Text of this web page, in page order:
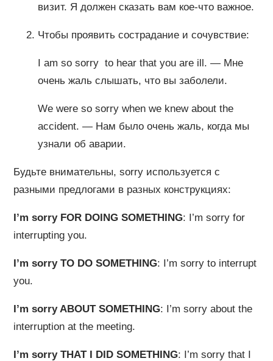
визит. Я должен сказать вам кое-что важное.
Чтобы проявить сострадание и сочувствие:
I am so sorry to hear that you are ill. — Мне
очень жаль слышать, что вы заболели.
We were so sorry when we knew about the
accident. — Нам было очень жаль, когда мы
узнали об аварии.
Будьте внимательны, sorry используется с
разными предлогами в разных конструкциях:
I’m sorry FOR DOING SOMETHING: I’m sorry for
interrupting you.
I’m sorry TO DO SOMETHING: I’m sorry to interrupt
you.
I’m sorry ABOUT SOMETHING: I’m sorry about the
interruption at the meeting.
I’m sorry THAT I DID SOMETHING: I’m sorry that I